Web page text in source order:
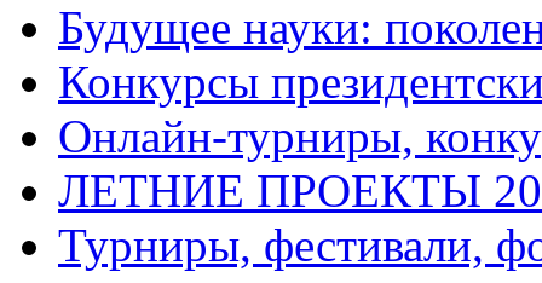
Будущее науки:
Конкурсы
Онлайн-турниры,
ЛЕТНИЕ ПРОЕКТЫ
Турниры, фестивали,